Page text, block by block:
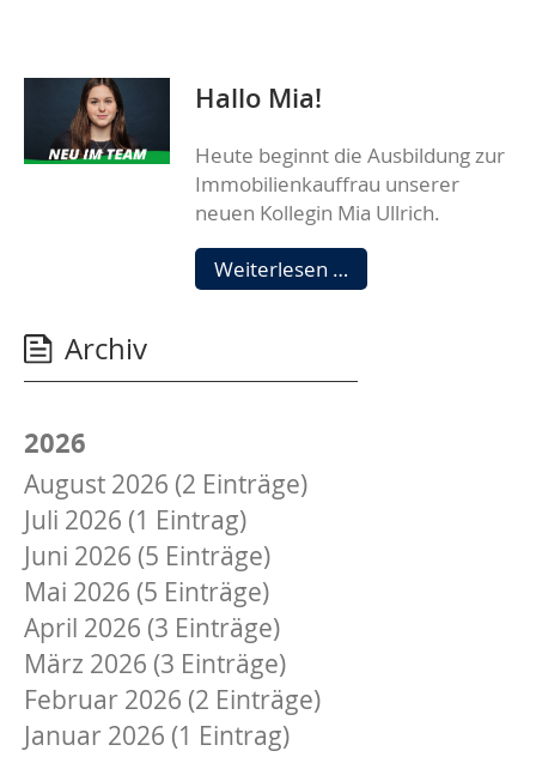
Hallo Mia!
Heute beginnt die Ausbildung zur
Immobilienkauffrau unserer
neuen Kollegin Mia Ullrich.
Weiterlesen … Hallo
Mia!
Archiv
2026
August 2026 (2 Einträge)
Juli 2026 (1 Eintrag)
Juni 2026 (5 Einträge)
Mai 2026 (5 Einträge)
April 2026 (3 Einträge)
März 2026 (3 Einträge)
Februar 2026 (2 Einträge)
Januar 2026 (1 Eintrag)